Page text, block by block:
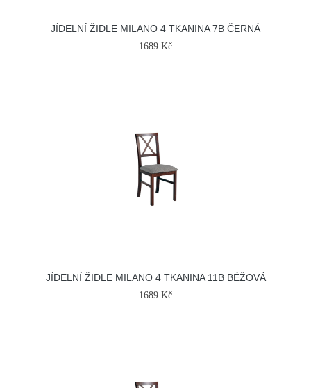
JÍDELNÍ ŽIDLE MILANO 4 TKANINA 7B ČERNÁ
1689 Kč
JÍDELNÍ ŽIDLE MILANO 4 TKANINA 11B BÉŽOVÁ
1689 Kč